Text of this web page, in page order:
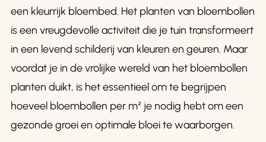
een kleurrijk bloembed. Het planten van bloembollen
is een vreugdevolle activiteit die je tuin transformeert
in een levend schilderij van kleuren en geuren. Maar
voordat je in de vrolijke wereld van het bloembollen
planten duikt, is het essentieel om te begrijpen
hoeveel bloembollen per m² je nodig hebt om een
gezonde groei en optimale bloei te waarborgen.